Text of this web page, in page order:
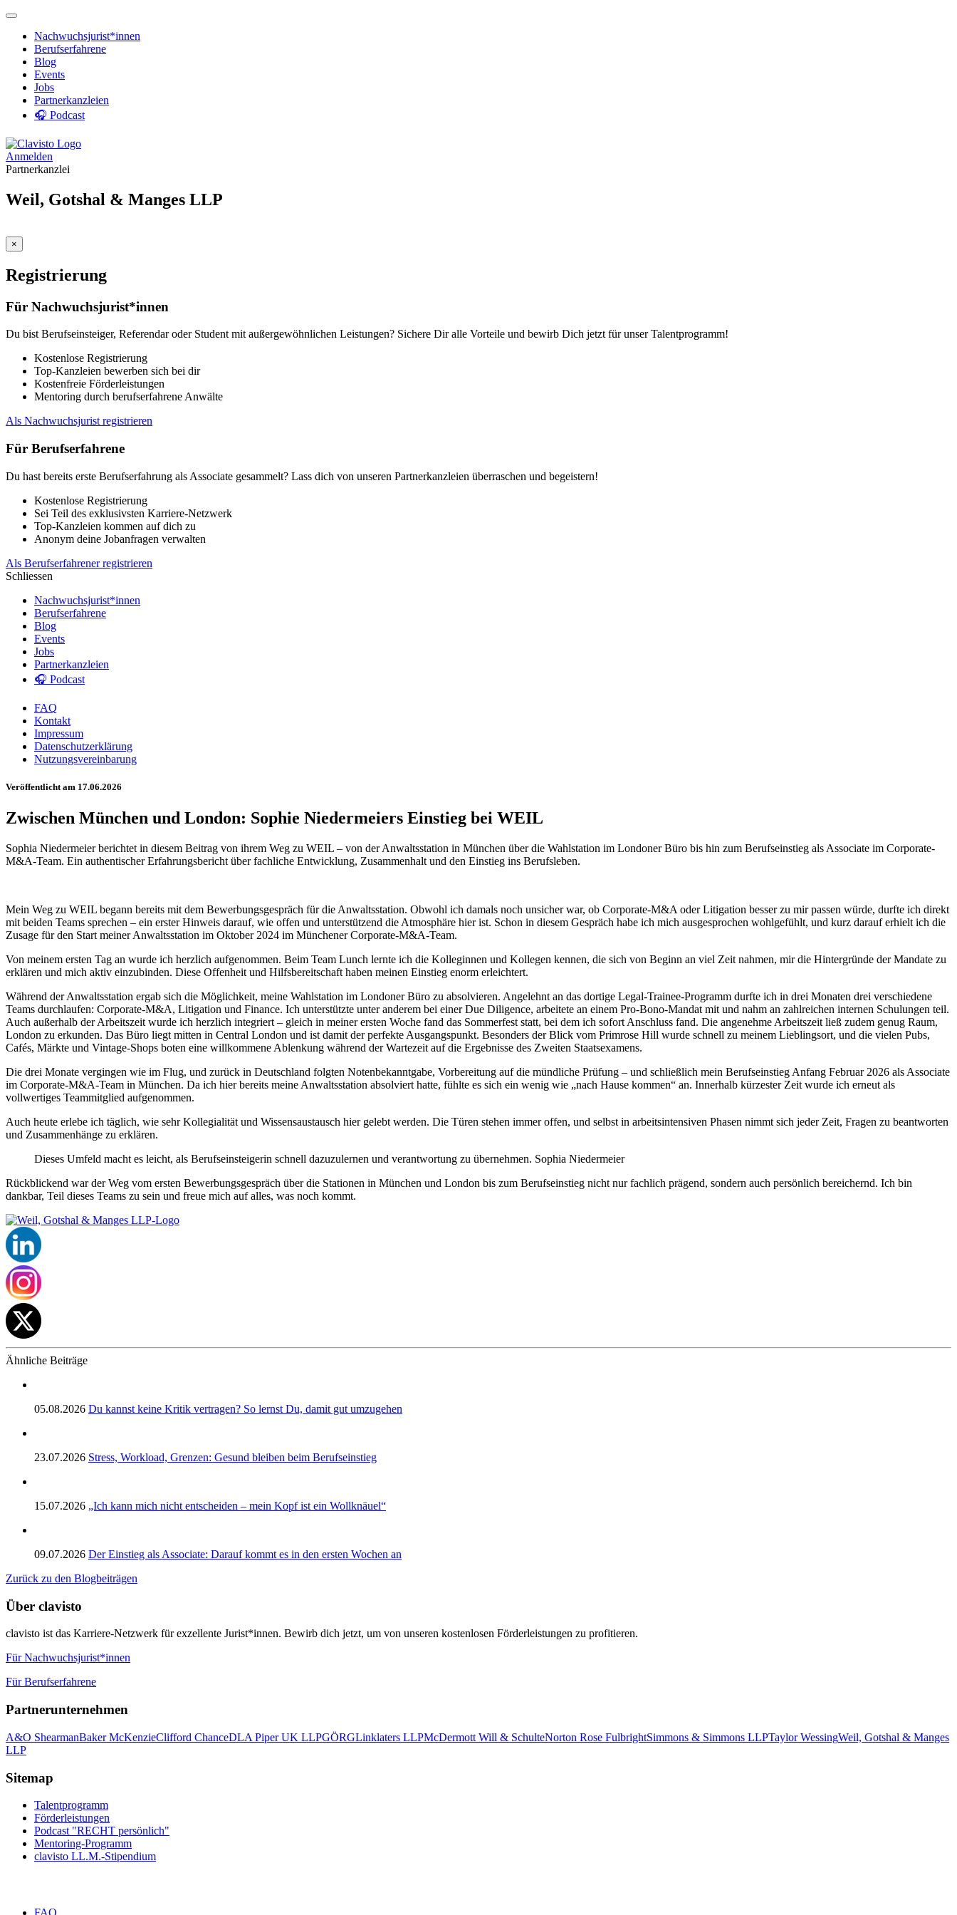
Nachwuchsjurist*innen
Berufserfahrene
Blog
Events
Jobs
Partnerkanzleien
🎧 Podcast
Anmelden
Partnerkanzlei
Weil, Gotshal & Manges LLP
×
Registrierung
Für Nachwuchsjurist*innen
Du bist Berufseinsteiger, Referendar oder Student mit außergewöhnlichen Leistungen? Sichere Dir alle Vorteile und bewirb Dich jetzt für unser Talentprogramm!
Kostenlose Registrierung
Top-Kanzleien bewerben sich bei dir
Kostenfreie Förderleistungen
Mentoring durch berufserfahrene Anwälte
Als Nachwuchsjurist registrieren
Für Berufserfahrene
Du hast bereits erste Berufserfahrung als Associate gesammelt? Lass dich von unseren Partnerkanzleien überraschen und begeistern!
Kostenlose Registrierung
Sei Teil des exklusivsten Karriere-Netzwerk
Top-Kanzleien kommen auf dich zu
Anonym deine Jobanfragen verwalten
Als Berufserfahrener registrieren
Schliessen
Nachwuchsjurist*innen
Berufserfahrene
Blog
Events
Jobs
Partnerkanzleien
🎧 Podcast
FAQ
Kontakt
Impressum
Datenschutzerklärung
Nutzungsvereinbarung
Veröffentlicht am 17.06.2026
Zwischen München und London: Sophie Niedermeiers Einstieg bei WEIL
Sophia Niedermeier berichtet in diesem Beitrag von ihrem Weg zu WEIL – von der Anwaltsstation in München über die Wahlstation im Londoner Büro bis hin zum Berufseinstieg als Associate im Corporate-
M&A-Team. Ein authentischer Erfahrungsbericht über fachliche Entwicklung, Zusammenhalt und den Einstieg ins Berufsleben.
Mein Weg zu WEIL begann bereits mit dem Bewerbungsgespräch für die Anwaltsstation. Obwohl ich damals noch unsicher war, ob Corporate-M&A oder Litigation besser zu mir passen würde, durfte ich direkt
mit beiden Teams sprechen – ein erster Hinweis darauf, wie offen und unterstützend die Atmosphäre hier ist. Schon in diesem Gespräch habe ich mich ausgesprochen wohlgefühlt, und kurz darauf erhielt ich die
Zusage für den Start meiner Anwaltsstation im Oktober 2024 im Münchener Corporate-M&A-Team.
Von meinem ersten Tag an wurde ich herzlich aufgenommen. Beim Team Lunch lernte ich die Kolleginnen und Kollegen kennen, die sich von Beginn an viel Zeit nahmen, mir die Hintergründe der Mandate zu
erklären und mich aktiv einzubinden. Diese Offenheit und Hilfsbereitschaft haben meinen Einstieg enorm erleichtert.
Während der Anwaltsstation ergab sich die Möglichkeit, meine Wahlstation im Londoner Büro zu absolvieren. Angelehnt an das dortige Legal‑Trainee‑Programm durfte ich in drei Monaten drei verschiedene
Teams durchlaufen: Corporate-M&A, Litigation und Finance. Ich unterstützte unter anderem bei einer Due Diligence, arbeitete an einem Pro‑Bono‑Mandat mit und nahm an zahlreichen internen Schulungen teil.
Auch außerhalb der Arbeitszeit wurde ich herzlich integriert – gleich in meiner ersten Woche fand das Sommerfest statt, bei dem ich sofort Anschluss fand. Die angenehme Arbeitszeit ließ zudem genug Raum,
London zu erkunden. Das Büro liegt mitten in Central London und ist damit der perfekte Ausgangspunkt. Besonders der Blick vom Primrose Hill wurde schnell zu meinem Lieblingsort, und die vielen Pubs,
Cafés, Märkte und Vintage‑Shops boten eine willkommene Ablenkung während der Wartezeit auf die Ergebnisse des Zweiten Staatsexamens.
Die drei Monate vergingen wie im Flug, und zurück in Deutschland folgten Notenbekanntgabe, Vorbereitung auf die mündliche Prüfung – und schließlich mein Berufseinstieg Anfang Februar 2026 als Associate
im Corporate‑M&A‑Team in München. Da ich hier bereits meine Anwaltsstation absolviert hatte, fühlte es sich ein wenig wie „nach Hause kommen“ an. Innerhalb kürzester Zeit wurde ich erneut als
vollwertiges Teammitglied aufgenommen.
Auch heute erlebe ich täglich, wie sehr Kollegialität und Wissensaustausch hier gelebt werden. Die Türen stehen immer offen, und selbst in arbeitsintensiven Phasen nimmt sich jeder Zeit, Fragen zu beantworten
und Zusammenhänge zu erklären.
Dieses Umfeld macht es leicht, als Berufseinsteigerin schnell dazuzulernen und verantwortung zu übernehmen. Sophia Niedermeier
Rückblickend war der Weg vom ersten Bewerbungsgespräch über die Stationen in München und London bis zum Berufseinstieg nicht nur fachlich prägend, sondern auch persönlich bereichernd. Ich bin
dankbar, Teil dieses Teams zu sein und freue mich auf alles, was noch kommt.
Ähnliche Beiträge
05.08.2026 Du kannst keine Kritik vertragen? So lernst Du, damit gut umzugehen
23.07.2026 Stress, Workload, Grenzen: Gesund bleiben beim Berufseinstieg
15.07.2026 „Ich kann mich nicht entscheiden – mein Kopf ist ein Wollknäuel“
09.07.2026 Der Einstieg als Associate: Darauf kommt es in den ersten Wochen an
Zurück zu den Blogbeiträgen
Über clavisto
clavisto ist das Karriere-Netzwerk für exzellente Jurist*innen. Bewirb dich jetzt, um von unseren kostenlosen Förderleistungen zu profitieren.
Für Nachwuchsjurist*innen
Für Berufserfahrene
Partnerunternehmen
A&O ShearmanBaker McKenzieClifford ChanceDLA Piper UK LLPGÖRGLinklaters LLPMcDermott Will & SchulteNorton Rose FulbrightSimmons & Simmons LLPTaylor WessingWeil, Gotshal & Manges
LLP
Sitemap
Talentprogramm
Förderleistungen
Podcast "RECHT persönlich"
Mentoring-Programm
clavisto LL.M.-Stipendium